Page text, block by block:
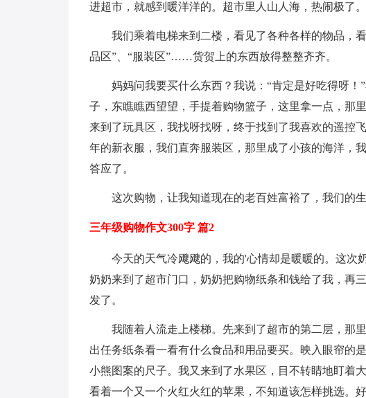
进超市，就感到暖洋洋的。超市里人山人海，热闹极了。
我们乘着电梯来到二楼，看见了各种各样的物品，
品区”、“服装区”……货贺上的东西放得整整齐齐。
妈妈问我要买什么东西？我说：“肯定是好吃得呀
子，东瞧瞧西望望，手提着购物篮子，这里拿一点，那
来到了玩具区，我找呀找呀，终于找到了我喜欢的遥控
年的新衣服，我们直奔服装区，那里成了小孩的海洋，
答应了。
这次购物，让我知道现在的老百姓富裕了，我们的生
三年级购物作文300字 篇2
今天的天气冷飕飕的，我的'心情却是暖暖的。这次
奶奶来到了超市门口，奶奶把购物纸条和钱给了我，再
发了。
我随着人流走上楼梯。先来到了超市的第二层，那
出任务纸条看一看有什么食品和用品要买。映入眼帘的
小熊图案的尺子。我又来到了水果区，目不转睛地盯着
看着一个又一个火红火红的苹果，不知道该怎样挑选。